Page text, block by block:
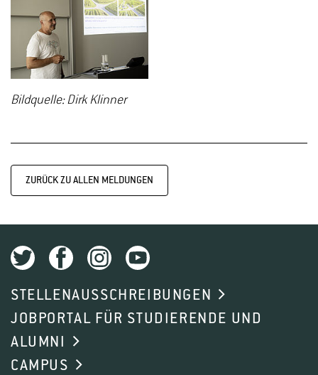
Bildquelle: Dirk Klinner
ZURÜCK ZU ALLEN MELDUNGEN
STELLENAUSSCHREIBUNGEN
JOBPORTAL FÜR STUDIERENDE UND
ALUMNI
CAMPUS